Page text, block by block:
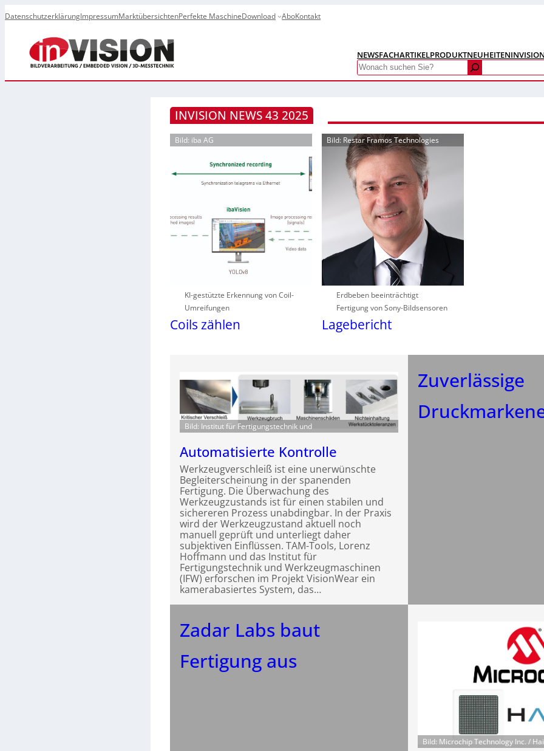
DatenschutzerklärungImpressumMarktübersichtenPerfekte MaschineDownload AboKontakt
NEWSFACHARTIKELPRODUKTNEUHEITEN
Search
INVISION NEWS 43 2025
Bild: iba AG
KI-gestützte Erkennung von Coil-
Umreifungen
Coils zählen
Bild: Restar Framos Technologies
Erdbeben beeinträchtigt
Fertigung von Sony-Bildsensoren
Lagebericht
Bild: Institut für Fertigungstechnik und
Automatisierte Kontrolle
Werkzeugverschleiß ist eine unerwünschte
Begleiterscheinung in der spanenden
Fertigung. Die Überwachung des
Werkzeugzustands ist für einen stabilen und
sichereren Prozess unabdingbar. In der Praxis
wird der Werkzeugzustand aktuell noch
manuell geprüft und unterliegt daher
subjektiven Einflüssen. TAM-Tools, Lorenz
Hoffmann und das Institut für
Fertigungstechnik und Werkzeugmaschinen
(IFW) erforschen im Projekt VisionWear ein
kamerabasiertes System, das…
Zuverlässige
Zadar Labs baut
Fertigung aus
Bild: Microchip Technology Inc. /